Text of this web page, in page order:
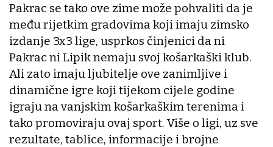
Pakrac se tako ove zime može pohvaliti da je
među rijetkim gradovima koji imaju zimsko
izdanje 3x3 lige, usprkos činjenici da ni
Pakrac ni Lipik nemaju svoj košarkaški klub.
Ali zato imaju ljubitelje ove zanimljive i
dinamične igre koji tijekom cijele godine
igraju na vanjskim košarkaškim terenima i
tako promoviraju ovaj sport. Više o ligi, uz sve
rezultate, tablice, informacije i brojne